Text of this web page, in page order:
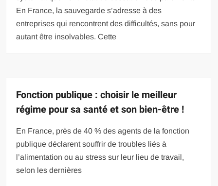
En France, la sauvegarde s’adresse à des
entreprises qui rencontrent des difficultés, sans pour
autant être insolvables. Cette
Fonction publique : choisir le meilleur
régime pour sa santé et son bien-être !
En France, près de 40 % des agents de la fonction
publique déclarent souffrir de troubles liés à
l’alimentation ou au stress sur leur lieu de travail,
selon les dernières